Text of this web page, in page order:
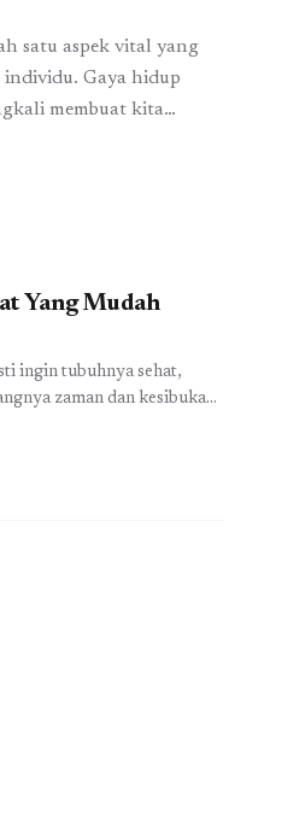
satu aspek vital yang
Gaya hidup
membuat kita
salah satu
kita menjaga
Yang Mudah
ingin tubuhnya sehat,
zaman dan kesibukan,
kamu pun terjangkit